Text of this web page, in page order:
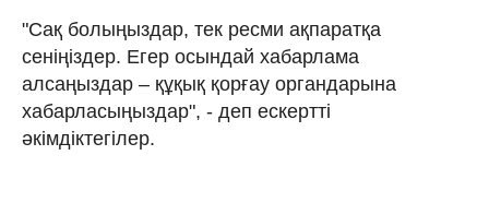
"Сақ болыңыздар, тек ресми ақпаратқа
сеніңіздер. Егер осындай хабарлама
алсаңыздар – құқық қорғау органдарына
хабарласыңыздар", - деп ескертті
әкімдіктегілер.